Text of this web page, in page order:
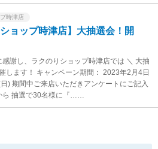
時津店
ショップ時津店】大抽選会！開
感謝し、ラクのりショップ時津店では ＼ 大抽
します！ キャンペーン期間： 2023年2月4日
) 期間中ご来店いただきアンケートにご記入
ら 抽選で30名様に『……